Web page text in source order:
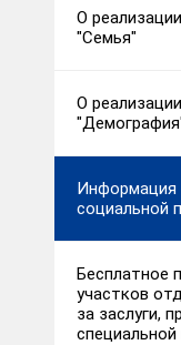
О
"Семья"
О
Информация
социальной
Бесплатное
участков
за заслуги,